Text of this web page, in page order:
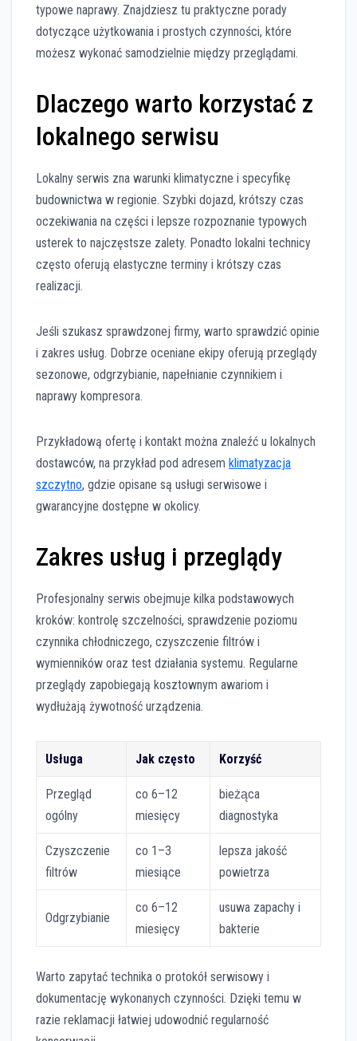
typowe naprawy. Znajdziesz tu praktyczne porady
dotyczące użytkowania i prostych czynności, które
możesz wykonać samodzielnie między przeglądami.
Dlaczego warto korzystać z
lokalnego serwisu
Lokalny serwis zna warunki klimatyczne i specyfikę
budownictwa w regionie. Szybki dojazd, krótszy czas
oczekiwania na części i lepsze rozpoznanie typowych
usterek to najczęstsze zalety. Ponadto lokalni technicy
często oferują elastyczne terminy i krótszy czas
realizacji.
Jeśli szukasz sprawdzonej firmy, warto sprawdzić opinie
i zakres usług. Dobrze oceniane ekipy oferują przeglądy
sezonowe, odgrzybianie, napełnianie czynnikiem i
naprawy kompresora.
Przykładową ofertę i kontakt można znaleźć u lokalnych
dostawców, na przykład pod adresem klimatyzacja
szczytno, gdzie opisane są usługi serwisowe i
gwarancyjne dostępne w okolicy.
Zakres usług i przeglądy
Profesjonalny serwis obejmuje kilka podstawowych
kroków: kontrolę szczelności, sprawdzenie poziomu
czynnika chłodniczego, czyszczenie filtrów i
wymienników oraz test działania systemu. Regularne
przeglądy zapobiegają kosztownym awariom i
wydłużają żywotność urządzenia.
Usługa Jak często Korzyść
Przegląd
ogólny
co 6–12
miesięcy
bieżąca
diagnostyka
Czyszczenie
filtrów
co 1–3
miesiące
lepsza jakość
powietrza
Odgrzybianie
co 6–12
miesięcy
usuwa zapachy i
bakterie
Warto zapytać technika o protokół serwisowy i
dokumentację wykonanych czynności. Dzięki temu w
razie reklamacji łatwiej udowodnić regularność